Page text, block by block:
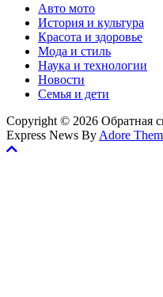
Авто мото
История и культура
Красота и здоровье
Мода и стиль
Наука и технологии
Новости
Семья и дети
Copyright © 2026 Обратная
Express News By Adore